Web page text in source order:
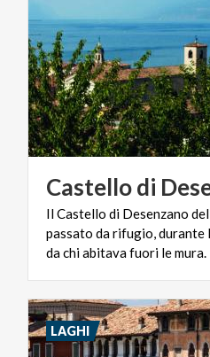
Castellodi
Il Castello di Desenzano
passato da rifugio, durante
da chi abitava fuori le mura.
LAGHI